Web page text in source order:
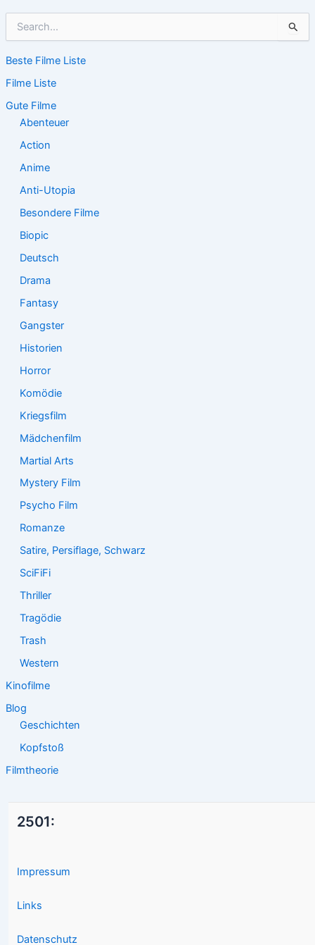
h
n
n
Beste Filme Liste
Filme Liste
Gute Filme
Abenteuer
Action
Anime
Anti-Utopia
Besondere Filme
Biopic
Deutsch
Drama
Fantasy
Gangster
Historien
Horror
Komödie
Kriegsfilm
Mädchenfilm
Martial Arts
Mystery Film
Psycho Film
Romanze
Satire, Persiflage, Schwarz
SciFiFi
Thriller
Tragödie
Trash
Western
Kinofilme
Blog
Geschichten
Kopfstoß
Filmtheorie
2501:
Impressum
Links
Datenschutz